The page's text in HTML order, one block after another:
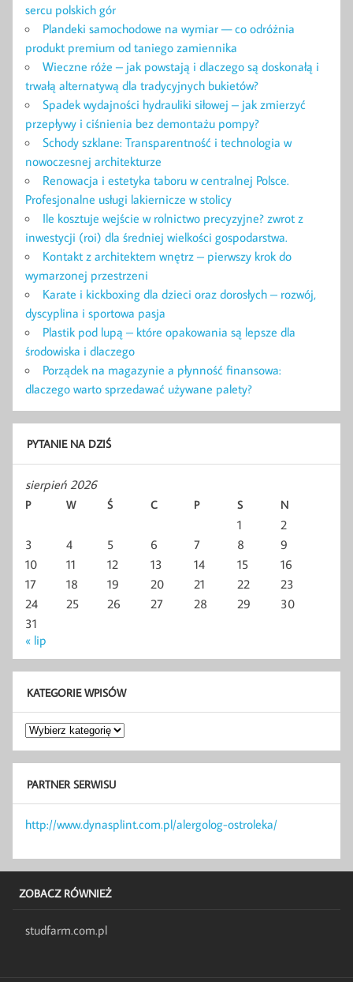
sercu polskich gór
Plandeki samochodowe na wymiar — co odróżnia
produkt premium od taniego zamiennika
Wieczne róże – jak powstają i dlaczego są doskonałą i
trwałą alternatywą dla tradycyjnych bukietów?
Spadek wydajności hydrauliki siłowej – jak zmierzyć
przepływy i ciśnienia bez demontażu pompy?
Schody szklane: Transparentność i technologia w
nowoczesnej architekturze
Renowacja i estetyka taboru w centralnej Polsce.
Profesjonalne usługi lakiernicze w stolicy
Ile kosztuje wejście w rolnictwo precyzyjne? zwrot z
inwestycji (roi) dla średniej wielkości gospodarstwa.
Kontakt z architektem wnętrz – pierwszy krok do
wymarzonej przestrzeni
Karate i kickboxing dla dzieci oraz dorosłych – rozwój,
dyscyplina i sportowa pasja
Plastik pod lupą – które opakowania są lepsze dla
środowiska i dlaczego
Porządek na magazynie a płynność finansowa:
dlaczego warto sprzedawać używane palety?
PYTANIE NA DZIŚ
sierpień 2026
P W Ś C P S N
1
2
3
4 5 6 7 8
9
10
11 12 13 14 15
16
17
18 19 20 21 22
23
24
25 26 27 28 29
30
31
« lip
KATEGORIE WPISÓW
Kategorie
wpisów
PARTNER SERWISU
http://www.dynasplint.com.pl/alergolog-ostroleka/
ZOBACZ RÓWNIEŻ
studfarm.com.pl